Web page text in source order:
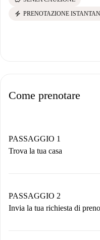
electric_bolt PRENOTAZIONE
Come prenotare
PASSAGGIO 1
Trova la tua casa
Hai tutte le
PASSAGGIO 2
Invia la tua richiesta di